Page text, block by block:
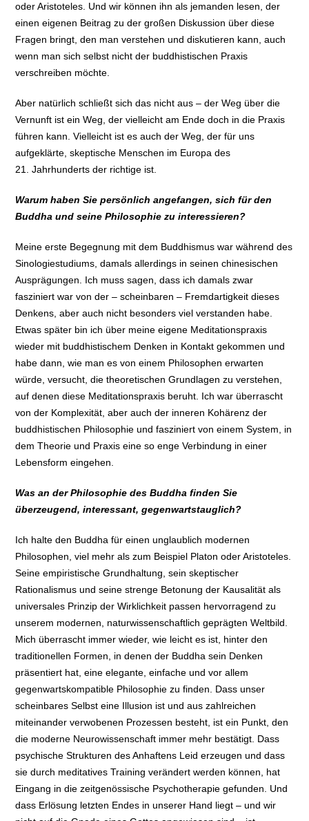
oder Aristoteles. Und wir können ihn als jemanden lesen, der
einen eigenen Beitrag zu der großen Diskussion über diese
Fragen bringt, den man verstehen und diskutieren kann, auch
wenn man sich selbst nicht der buddhistischen Praxis
verschreiben möchte.
Aber natürlich schließt sich das nicht aus – der Weg über die
Vernunft ist ein Weg, der vielleicht am Ende doch in die Praxis
führen kann. Vielleicht ist es auch der Weg, der für uns
aufgeklärte, skeptische Menschen im Europa des
21. Jahrhunderts der richtige ist.
Warum haben Sie persönlich angefangen, sich für den
Buddha und seine Philosophie zu interessieren?
Meine erste Begegnung mit dem Buddhismus war während des
Sinologiestudiums, damals allerdings in seinen chinesischen
Ausprägungen. Ich muss sagen, dass ich damals zwar
fasziniert war von der – scheinbaren – Fremdartigkeit dieses
Denkens, aber auch nicht besonders viel verstanden habe.
Etwas später bin ich über meine eigene Meditationspraxis
wieder mit buddhistischem Denken in Kontakt gekommen und
habe dann, wie man es von einem Philosophen erwarten
würde, versucht, die theoretischen Grundlagen zu verstehen,
auf denen diese Meditationspraxis beruht. Ich war überrascht
von der Komplexität, aber auch der inneren Kohärenz der
buddhistischen Philosophie und fasziniert von einem System, in
dem Theorie und Praxis eine so enge Verbindung in einer
Lebensform eingehen.
Was an der Philosophie des Buddha finden Sie
überzeugend, interessant, gegenwartstauglich?
Ich halte den Buddha für einen unglaublich modernen
Philosophen, viel mehr als zum Beispiel Platon oder Aristoteles.
Seine empiristische Grundhaltung, sein skeptischer
Rationalismus und seine strenge Betonung der Kausalität als
universales Prinzip der Wirklichkeit passen hervorragend zu
unserem modernen, naturwissenschaftlich geprägten Weltbild.
Mich überrascht immer wieder, wie leicht es ist, hinter den
traditionellen Formen, in denen der Buddha sein Denken
präsentiert hat, eine elegante, einfache und vor allem
gegenwartskompatible Philosophie zu finden. Dass unser
scheinbares Selbst eine Illusion ist und aus zahlreichen
miteinander verwobenen Prozessen besteht, ist ein Punkt, den
die moderne Neurowissenschaft immer mehr bestätigt. Dass
psychische Strukturen des Anhaftens Leid erzeugen und dass
sie durch meditatives Training verändert werden können, hat
Eingang in die zeitgenössische Psychotherapie gefunden. Und
dass Erlösung letzten Endes in unserer Hand liegt – und wir